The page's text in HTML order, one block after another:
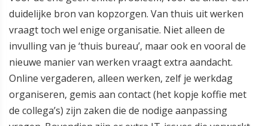
duidelijke bron van kopzorgen. Van thuis uit werken
vraagt toch wel enige organisatie. Niet alleen de
invulling van je ‘thuis bureau’, maar ook en vooral de
nieuwe manier van werken vraagt extra aandacht.
Online vergaderen, alleen werken, zelf je werkdag
organiseren, gemis aan contact (het kopje koffie met
de collega’s) zijn zaken die de nodige aanpassing